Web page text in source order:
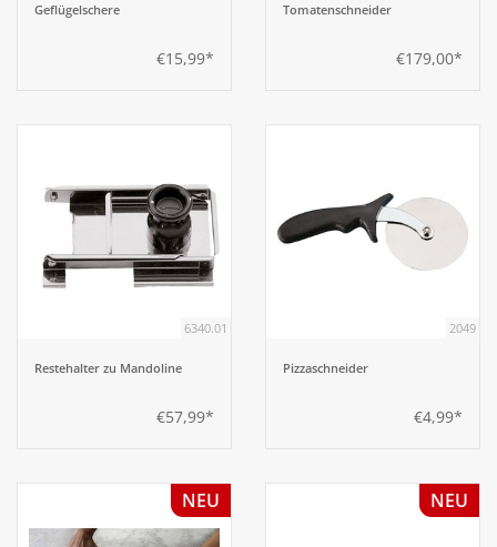
Berufsbekleidung
Küche
Geflügelschere
€15,99*
Tomatenschneider
€179,00*
6340.01
Restehalter zu Mandoline
€57,99*
2049
Pizzaschneider
€4,99*
NEU NEU